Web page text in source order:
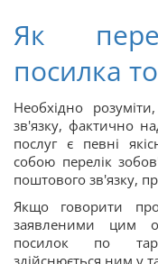
Як
посилка
Необхідно
зв'язку, фактично
послуг є певні
собою перелік
поштового зв'язку,
Якщо говорити
заявленими цим
посилок по
здійснюється ним у